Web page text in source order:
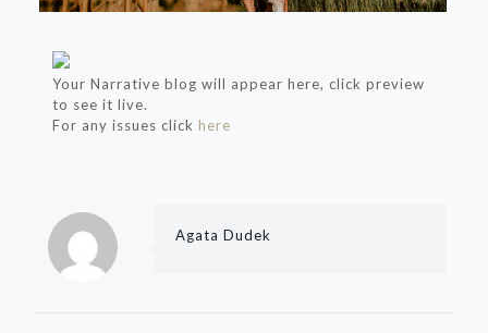
Your Narrative blog will appear here, click preview
to see it live.
For any issues click here
Agata Dudek